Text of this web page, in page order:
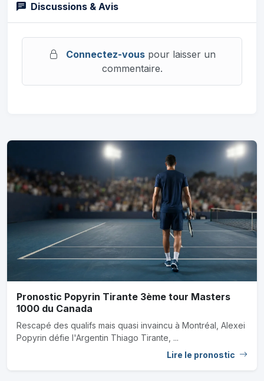
Discussions & Avis
Connectez-vouspour laisser un
commentaire.
Pronostic Popyrin Tirante 3ème tour Masters
1000 du Canada
Rescapé des qualifs mais quasi invaincu à Montréal, Alexei
Popyrin défie l'Argentin Thiago Tirante, ...
Lire le pronostic